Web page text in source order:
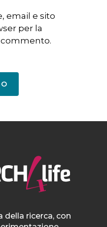
email e sito
per la
della ricerca, con